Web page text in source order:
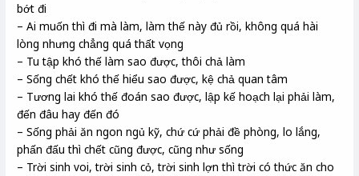
bớt đi
– Ai muốn thì đi mà làm, làm thế này đủ rồi, không quá hài
lòng nhưng chẳng quá thất vọng
– Tu tập khó thế làm sao được, thôi chả làm
– Sống chết khó thế hiểu sao được, kệ chả quan tâm
– Tương lai khó thế đoán sao được, lập kế hoạch lại phải làm,
đến đâu hay đến đó
– Sống phải ăn ngon ngủ kỹ, chứ cứ phải đề phòng, lo lắng,
phấn đấu thì chết cũng được, cũng như sống
– Trời sinh voi, trời sinh cỏ, trời sinh lợn thì trời có thức ăn cho